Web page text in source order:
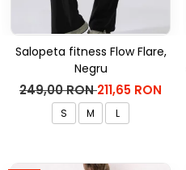
Salopeta fitness Flow Flare,
Negru
249,00 RON211,65 RON
S M L